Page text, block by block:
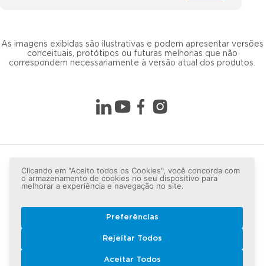
As imagens exibidas são ilustrativas e podem apresentar versões
conceituais, protótipos ou futuras melhorias que não
correspondem necessariamente à versão atual dos produtos.
Copyright © 2026 LG lugar de gente - Todos os direitos
reservados.
Política de Privacidade
Clicando em "Aceito todos os Cookies", você concorda com
o armazenamento de cookies no seu dispositivo para
melhorar a experiência e navegação no site.
Preferências
Rejeitar Todos
Aceitar Todos